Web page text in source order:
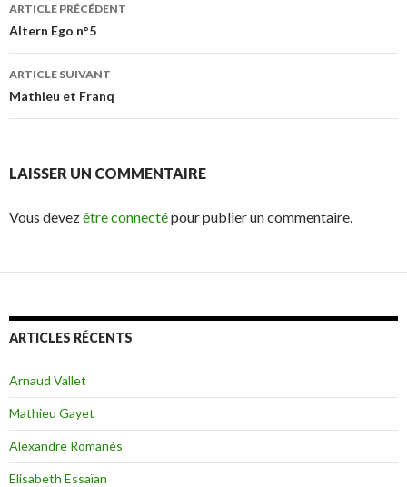
Navigation
des
articles
ARTICLE PRÉCÉDENT
Altern Ego n°5
ARTICLE SUIVANT
Mathieu et Franq
LAISSER UN COMMENTAIRE
Vous devezêtre connectépour publier un commentaire.
ARTICLES RÉCENTS
Arnaud Vallet
Mathieu Gayet
Alexandre Romanès
Elisabeth Essaïan